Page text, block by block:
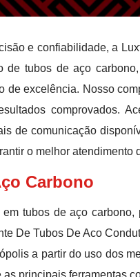
e confiabilidade, a
de tubos de aço
de excelência. Nosso
comprovados.
de comunicação
o melhor atendimento
Carbono
tubos de aço carbono,
De Tubos De Aco
a partir do uso dos
principais ferramentas